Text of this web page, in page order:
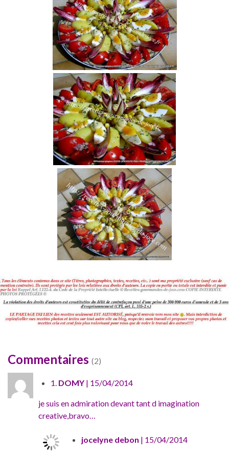
Commentaires (2)
1. DOMY | 15/04/2014
je suis en admiration devant tant d imagination
creative,bravo…
jocelyne debon | 15/04/2014